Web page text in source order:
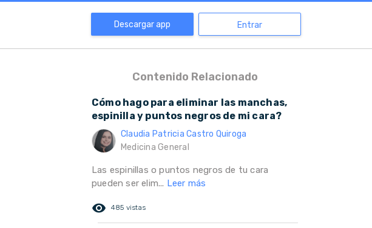
Descargar app Entrar
Contenido Relacionado
Cómo hago para eliminar las manchas,
espinilla y puntos negros de mi cara?
Claudia Patricia Castro Quiroga
Medicina General
Las espinillas o puntos negros de tu cara
pueden ser elim... Leer más
remove_red_eye 485 vistas